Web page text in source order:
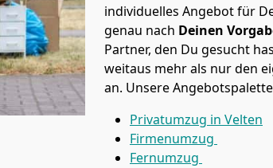
individuelles Angebot für
genau nach Deinen
Partner, den Du gesucht
weitaus mehr als nur den
an. Unsere
Privatumzug in Velten
Firmenumzug
Fernumzug